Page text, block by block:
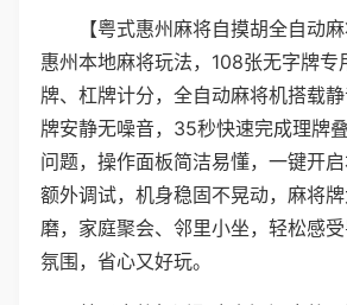
【粤式惠州麻将自摸胡全自动
惠州本地麻将玩法，108张无字牌专
牌、杠牌计分，全自动麻将机搭载
牌安静无噪音，35秒快速完成理牌
问题，操作面板简洁易懂，一键开
额外调试，机身稳固不晃动，麻将
磨，家庭聚会、邻里小坐，轻松感
氛围，省心又好玩。